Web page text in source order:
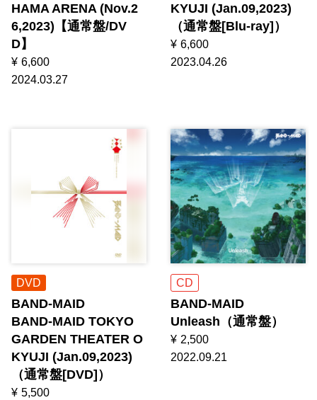
HAMA ARENA (Nov.2
6,2023)【通常盤/DV
D】
¥ 6,600
2024.03.27
KYUJI (Jan.09,2023)
（通常盤[Blu-ray]）
¥ 6,600
2023.04.26
DVD
BAND-MAID
BAND-MAID TOKYO
GARDEN THEATER O
KYUJI (Jan.09,2023)
（通常盤[DVD]）
¥ 5,500
CD
BAND-MAID
Unleash（通常盤）
¥ 2,500
2022.09.21